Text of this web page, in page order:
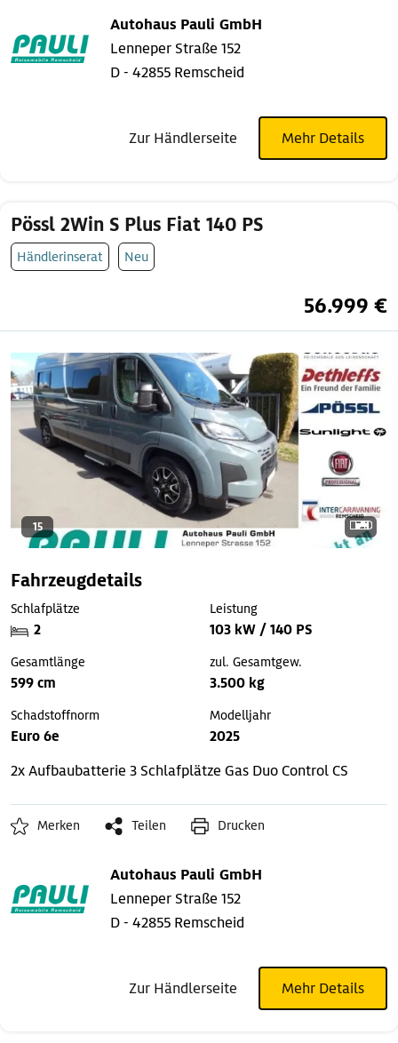
Autohaus Pauli GmbH
Lenneper Straße 152
D - 42855 Remscheid
Zur Händlerseite Mehr Details
Pössl 2Win S Plus Fiat 140 PS
Händlerinserat Neu
56.999 €
15
Fahrzeugdetails
Schlafplätze
2
Leistung
103 kW / 140 PS
Gesamtlänge
599 cm
zul. Gesamtgew.
3.500 kg
Schadstoffnorm
Euro 6e
Modelljahr
2025
2x Aufbaubatterie 3 Schlafplätze Gas Duo Control CS
Merken Teilen Drucken
Autohaus Pauli GmbH
Lenneper Straße 152
D - 42855 Remscheid
Zur Händlerseite Mehr Details